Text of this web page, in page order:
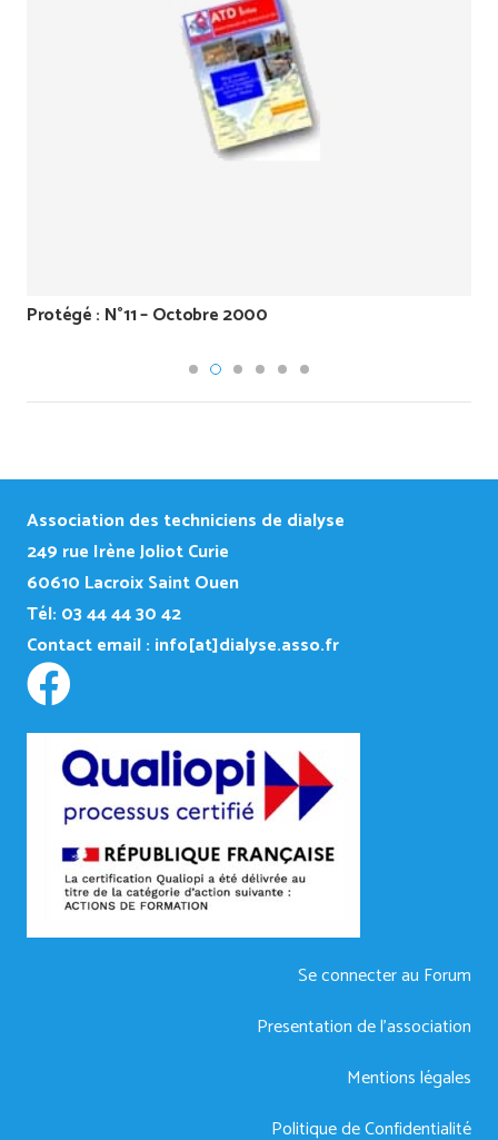
Protégé : N°11 – Octobre 2000
Association des techniciens de dialyse
249 rue Irène Joliot Curie
60610 Lacroix Saint Ouen
Tél: 03 44 44 30 42
Contact email : info[at]dialyse.asso.fr
Se connecter au Forum
Presentation de l’association
Mentions légales
Politique de Confidentialité